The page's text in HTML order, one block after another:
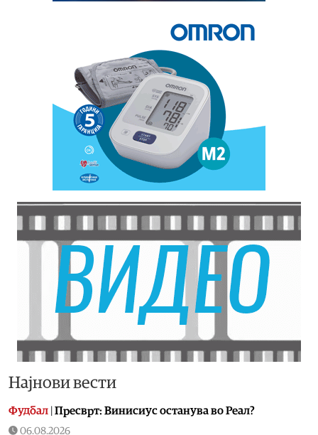
Најнови вести
Фудбал | Пресврт: Винисиус останува во Реал?
06.08.2026